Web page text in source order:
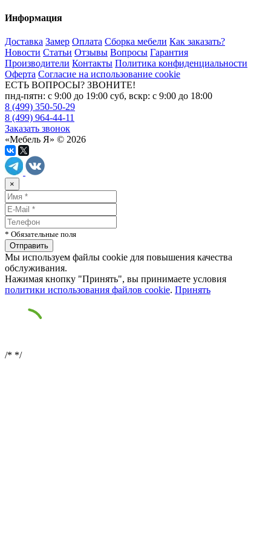
Информация
Доставка Замер Оплата Сборка мебели Как заказать?
Новости Статьи Отзывы Вопросы Гарантия
Производители Контакты Политика конфиденциальности
Оферта Согласие на использование cookie
ЕСТЬ ВОПРОСЫ? ЗВОНИТЕ!
пнд-пятн: с 9:00 до 19:00 суб, вскр: с 9:00 до 18:00
8 (499) 350-50-29
8 (499) 964-44-11
Заказать звонок
«Мебель Я» © 2026
×
* Обязательные поля
Мы используем файлы cookie для повышения качества
обслуживания.
Нажимая кнопку "Принять", вы принимаете условия
политики использования файлов cookie. Принять
/* */